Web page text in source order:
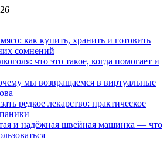
как купить, хранить и готовить
сомнений
что это такое, когда помогает и
мы возвращаемся в виртуальные
редкое лекарство: практическое
и надёжная швейная машинка — что